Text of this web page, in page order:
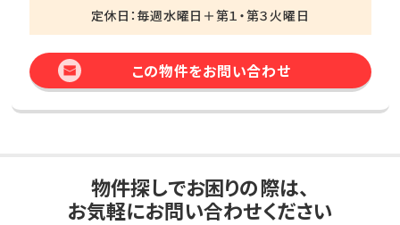
定休日：毎週水曜日＋第１・第３火曜日
この物件をお問い合わせ
物件探しでお困りの際は、
お気軽にお問い合わせください